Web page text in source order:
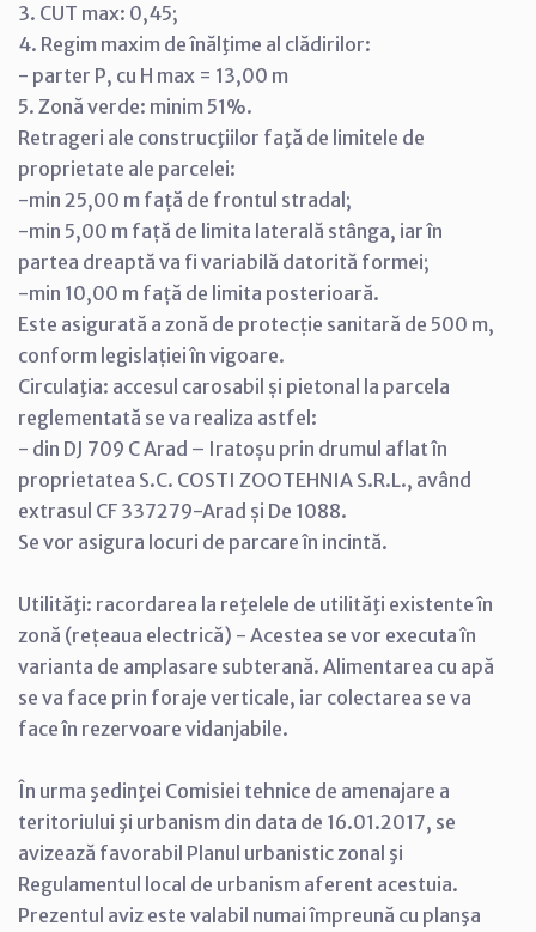
3. CUT max: 0,45;
4. Regim maxim de înălţime al clădirilor:
- parter P, cu H max = 13,00 m
5. Zonă verde: minim 51%.
Retrageri ale construcţiilor faţă de limitele de
proprietate ale parcelei:
-min 25,00 m față de frontul stradal;
-min 5,00 m față de limita laterală stânga, iar în
partea dreaptă va fi variabilă datorită formei;
-min 10,00 m față de limita posterioară.
Este asigurată a zonă de protecție sanitară de 500 m,
conform legislației în vigoare.
Circulaţia: accesul carosabil și pietonal la parcela
reglementată se va realiza astfel:
- din DJ 709 C Arad – Iratoșu prin drumul aflat în
proprietatea S.C. COSTI ZOOTEHNIA S.R.L., având
extrasul CF 337279-Arad și De 1088.
Se vor asigura locuri de parcare în incintă.
Utilităţi: racordarea la reţelele de utilităţi existente în
zonă (rețeaua electrică) - Acestea se vor executa în
varianta de amplasare subterană. Alimentarea cu apă
se va face prin foraje verticale, iar colectarea se va
face în rezervoare vidanjabile.
În urma şedinţei Comisiei tehnice de amenajare a
teritoriului şi urbanism din data de 16.01.2017, se
avizează favorabil Planul urbanistic zonal şi
Regulamentul local de urbanism aferent acestuia.
Prezentul aviz este valabil numai împreună cu planşa